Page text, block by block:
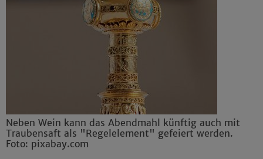
Neben Wein kann das Abendmahl künftig auch mit
Traubensaft als "Regelelement" gefeiert werden.
Foto: pixabay.com